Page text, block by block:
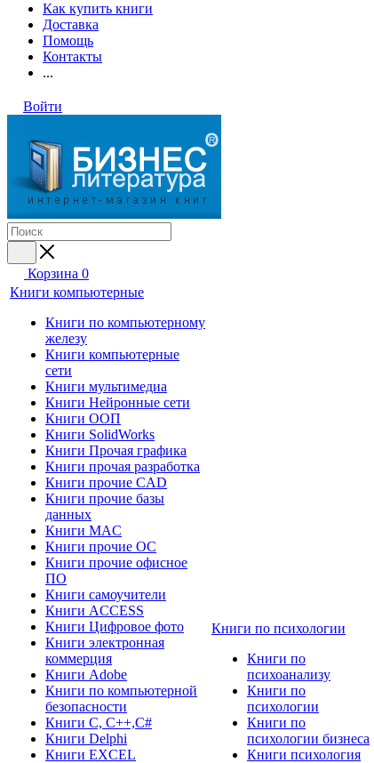
Как купить книги
Доставка
Помощь
Контакты
...
Войти
Корзина 0
Книги компьютерные
Книги по компьютерному
железу
Книги компьютерные
сети
Книги мультимедиа
Книги Нейронные сети
Книги ООП
Книги SolidWorks
Книги Прочая графика
Книги прочая разработка
Книги прочие CAD
Книги прочие базы
данных
Книги MAC
Книги прочие ОС
Книги прочие офисное
ПО
Книги самоучители
Книги ACCESS
Книги Цифровое фото
Книги электронная
коммерция
Книги Adobe
Книги по компьютерной
безопасности
Книги C, C++,С#
Книги Delphi
Книги EXCEL
Книги по психологии
Книги по
психоанализу
Книги по
психологии
Книги по
психологии бизнеса
Книги психология